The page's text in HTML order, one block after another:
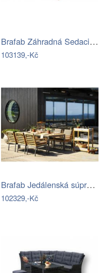
Brafab Záhradná Sedacia súprava NINJA -…
103139,-Kč
Brafab Jedálenská súprava ZALONGO Mdum
102329,-Kč